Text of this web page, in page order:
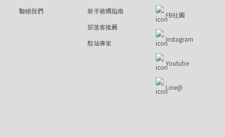
聯絡我們
新手爸媽指南
部落客推薦
駐站專家
FB社團
Instagram
Youtube
Line@